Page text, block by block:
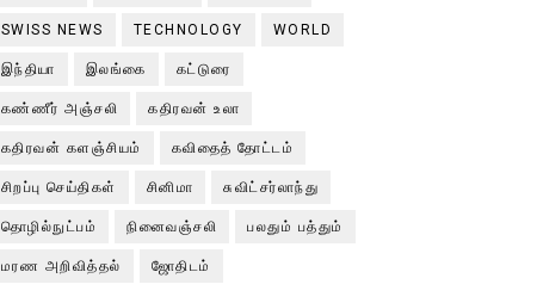
SWISS NEWS TECHNOLOGY WORLD
இந்தியா இலங்கை கட்டுரை
கண்ணீர் அஞ்சலி கதிரவன் உலா
கதிரவன் களஞ்சியம் கவிதைத் தோட்டம்
சிறப்பு செய்திகள் சினிமா சுவிட்சர்லாந்து
தொழில்நுட்பம் நினைவஞ்சலி பலதும் பத்தும்
மரண அறிவித்தல் ஜோதிடம்